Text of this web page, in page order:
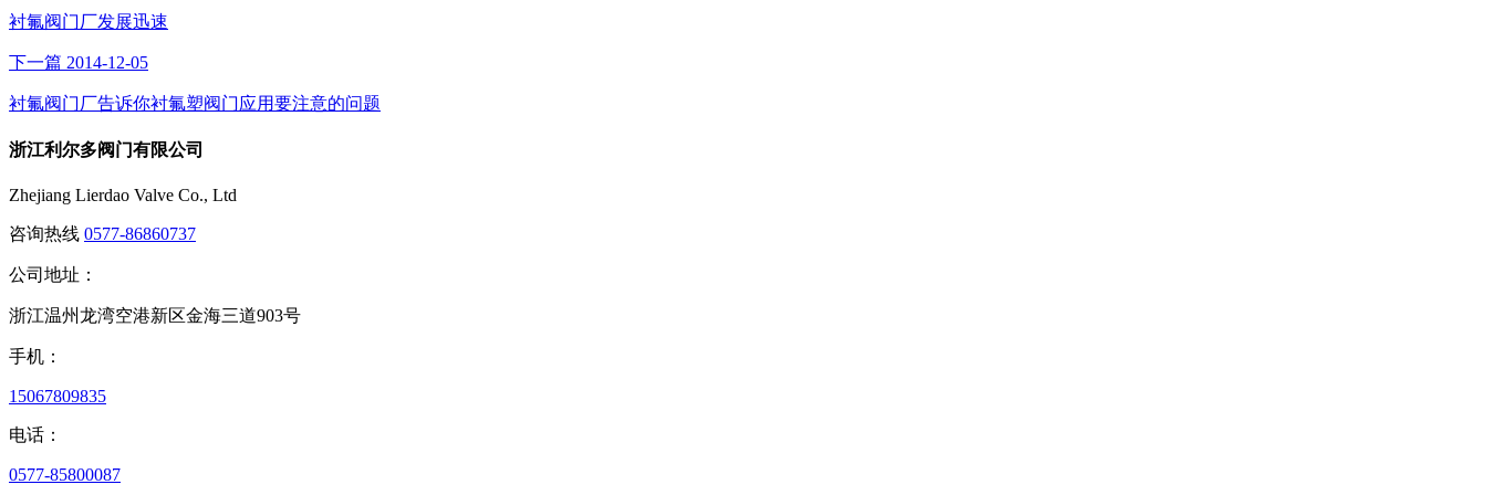
衬氟阀门厂发展迅速
下一篇 2014-12-05
衬氟阀门厂告诉你衬氟塑阀门应用要注意的问题
浙江利尔多阀门有限公司
Zhejiang Lierdao Valve Co., Ltd
咨询热线 0577-86860737
公司地址：
浙江温州龙湾空港新区金海三道903号
手机：
15067809835
电话：
0577-85800087